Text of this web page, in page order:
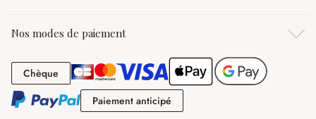
Nos modes de paiement
Chèque Chèque
Paiement anticipé